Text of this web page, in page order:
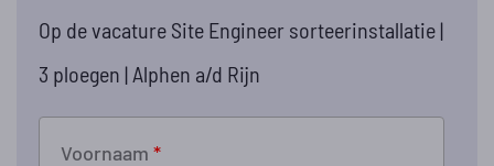
Op de vacature Site Engineer sorteerinstallatie |
3 ploegen | Alphen a/d Rijn
Voornaam *